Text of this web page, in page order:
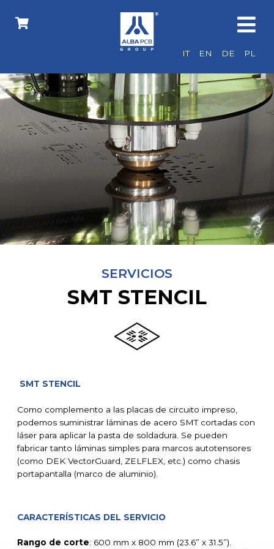
IT EN DE PL
SERVICIOS
SMT STENCIL
SMT STENCIL
Como complemento a las placas de circuito impreso,
podemos suministrar láminas de acero SMT cortadas con
láser para aplicar la pasta de soldadura. Se pueden
fabricar tanto láminas simples para marcos autotensores
(como DEK VectorGuard, ZELFLEX, etc.) como chasis
portapantalla (marco de aluminio).
CARACTERÍSTICAS DEL SERVICIO
Rango de corte: 600 mm x 800 mm (23.6” x 31.5”).